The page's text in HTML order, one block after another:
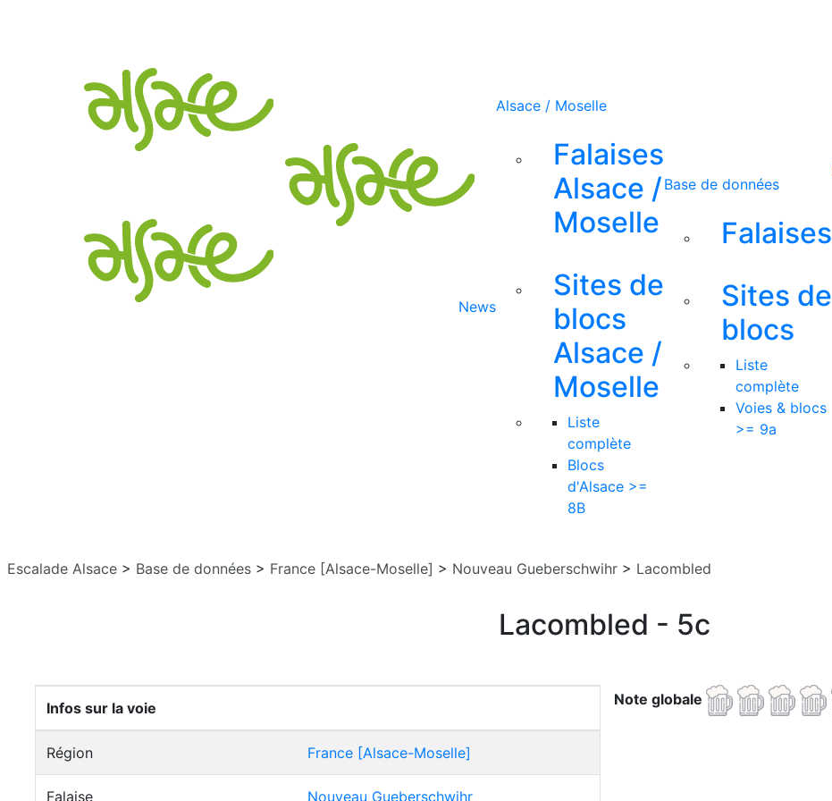
News
Alsace / Moselle
Falaises
Alsace /
Moselle
Sites de
blocs
Alsace /
Moselle
Liste
complète
Blocs
d'Alsace >=
8B
Base de données
Falaises
Sites de
blocs
Liste
complète
Voies & blocs
>= 9a
Escalade Alsace > Base de données > France [Alsace-Moselle] > Nouveau Gueberschwihr > Lacombled
Lacombled - 5c
Infos sur la voie
Région France [Alsace-Moselle]
Falaise Nouveau Gueberschwihr
Note globale